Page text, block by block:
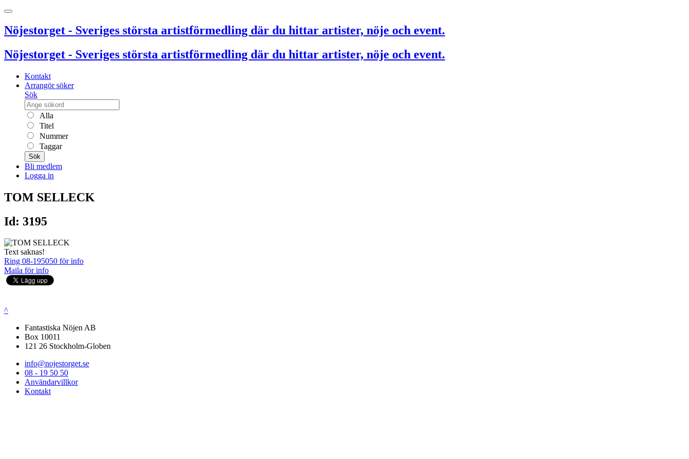
Nöjestorget - Sveriges största artistförmedling där du hittar artister, nöje och event.
Nöjestorget - Sveriges största artistförmedling där du hittar artister, nöje och event.
Kontakt
Arrangör söker
Sök
Alla
Titel
Nummer
Taggar
Sök
Bli medlem
Logga in
TOM SELLECK
Id: 3195
Text saknas!
Ring 08-195050 för info
Maila för info
^
Fantastiska Nöjen AB
Box 10011
121 26 Stockholm-Globen
info@nojestorget.se
08 - 19 50 50
Användarvillkor
Kontakt